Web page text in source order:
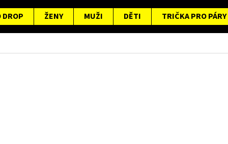
ŽENY MUŽI DĚTI TRIČKA PRO PÁRY